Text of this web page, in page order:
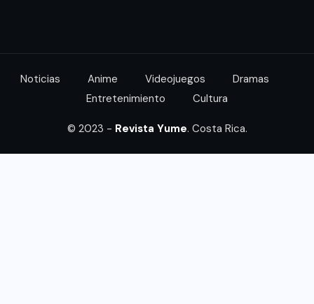
Noticias Anime Videojuegos
Dramas
Entretenimiento
Cultura
© 2023 - Revista Yume. Costa Rica.